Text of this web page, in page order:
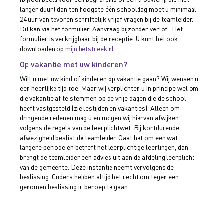
langer duurt dan ten hoogste één schooldag moet u minimaal
24 uur van tevoren schriftelijk vrijaf vragen bij de teamleider.
Dit kan via het formulier ‘Aanvraag bijzonder verlof’. Het
formulier is verkrijgbaar bij de receptie. U kunt het ook
downloaden op mijn.hetstreek.nl
Op vakantie met uw kinderen?
Wilt u met uw kind of kinderen op vakantie gaan? Wij wensen u
een heerlijke tijd toe. Maar wij verplichten u in principe wel om
die vakantie af te stemmen op de vrije dagen die de school
heeft vastgesteld (zie lestijden en vakanties). Alleen om
dringende redenen mag u en mogen wij hiervan afwijken
volgens de regels van de leerplichtwet. Bij kortdurende
afwezigheid beslist de teamleider. Gaat het om een wat
langere periode en betreft het leerplichtige leerlingen, dan
brengt de teamleider een advies uit aan de afdeling leerplicht
van de gemeente. Deze instantie neemt vervolgens de
beslissing. Ouders hebben altijd het recht om tegen een
genomen beslissing in beroep te gaan.